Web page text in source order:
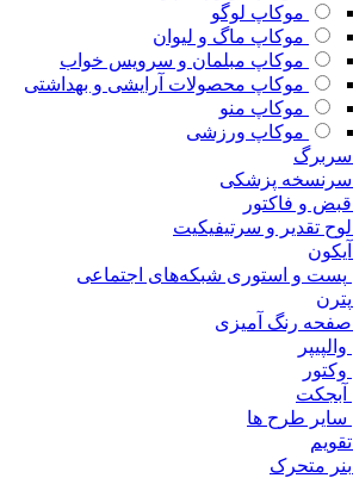
موکاپ لوگو
موکاپ ماگ و لیوان
موکاپ مبلمان و سرویس خواب
موکاپ محصولات آرایشی و بهداشتی
موکاپ منو
موکاپ ورزشی
سربرگ
سرنسخه پزشکی
قبض و فاکتور
لوح تقدیر و سرتیفیکیت
آیکون
پست و استوری شبکه‌های اجتماعی
پترن
صفحه رنگ آمیزی
والپیپر
وکتور
آبجکت
سایر طرح ها
تقویم
بنر متحرک